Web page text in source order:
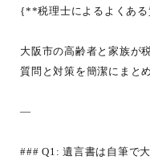
{**税理士によるよくあ
大阪市の高齢者と家族が
質問と対策を簡潔にまと
—
### Q1: 遺言書は自筆で